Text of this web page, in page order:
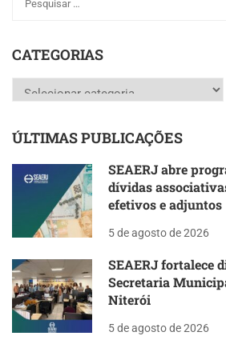
CATEGORIAS
Categorias
ÚLTIMAS PUBLICAÇÕES
SEAERJ abre
dívidas
efetivos e adjuntos
5 de agosto de 2026
SEAERJ fortalece
Secretaria
Niterói
5 de agosto de 2026